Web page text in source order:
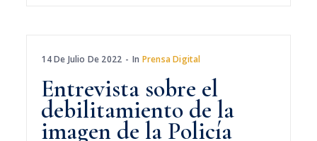
14 De Julio De 2022 In Prensa Digital
Entrevista sobre el
debilitamiento de la
imagen de la Policía